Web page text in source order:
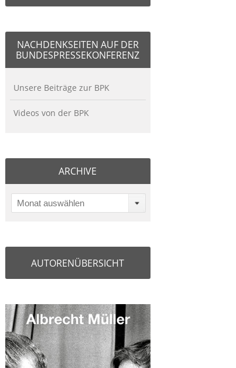
NACHDENKSEITEN AUF DER
BUNDESPRESSEKONFERENZ
Unsere Beiträge zur BPK
Videos von der BPK
ARCHIVE
Monat auswählen
AUTORENÜBERSICHT